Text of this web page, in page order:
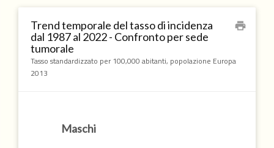
Trend temporale del tasso di incidenza
dal 1987 al 2022 - Confronto per sede
tumorale
Tasso standardizzato per 100,000 abitanti, popolazione Europa
2013
print
Maschi